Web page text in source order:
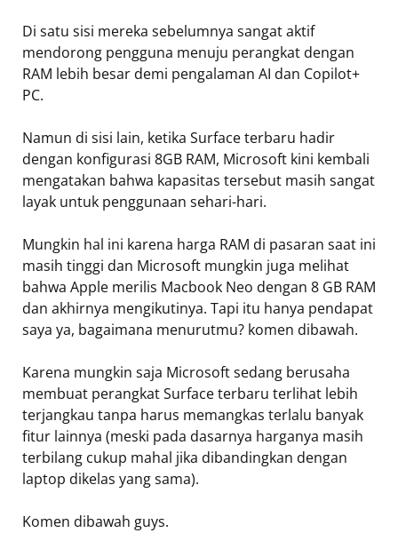
Di satu sisi mereka sebelumnya sangat aktif
mendorong pengguna menuju perangkat dengan
RAM lebih besar demi pengalaman AI dan Copilot+
PC.
Namun di sisi lain, ketika Surface terbaru hadir
dengan konfigurasi 8GB RAM, Microsoft kini kembali
mengatakan bahwa kapasitas tersebut masih sangat
layak untuk penggunaan sehari-hari.
Mungkin hal ini karena harga RAM di pasaran saat ini
masih tinggi dan Microsoft mungkin juga melihat
bahwa Apple merilis Macbook Neo dengan 8 GB RAM
dan akhirnya mengikutinya. Tapi itu hanya pendapat
saya ya, bagaimana menurutmu? komen dibawah.
Karena mungkin saja Microsoft sedang berusaha
membuat perangkat Surface terbaru terlihat lebih
terjangkau tanpa harus memangkas terlalu banyak
fitur lainnya (meski pada dasarnya harganya masih
terbilang cukup mahal jika dibandingkan dengan
laptop dikelas yang sama).
Komen dibawah guys.